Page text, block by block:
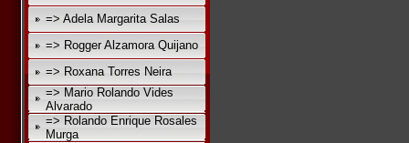
=> Adela Margarita Salas
=> Rogger Alzamora Quijano
=> Roxana Torres Neira
=> Mario Rolando Vides
Alvarado
=> Rolando Enrique Rosales
Murga